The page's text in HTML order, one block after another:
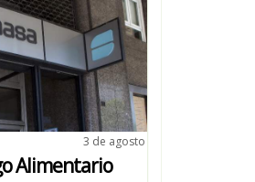
3 de agosto
Alimentario